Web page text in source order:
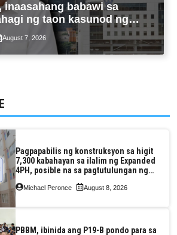
inaasahang babawi sa
ng taon kasunod ng
ng Middle East war,
public construction
August 7, 2026
Pagpapabilis ng konstruksyon sa higit
7,300 kabahayan sa ilalim ng Expanded
4PH, posible na sa pagtutulungan ng
Pag-IBIG at P.A. Alvarez
Michael Peronce August 8, 2026
PBBM, ibinida ang P19-B pondo para sa